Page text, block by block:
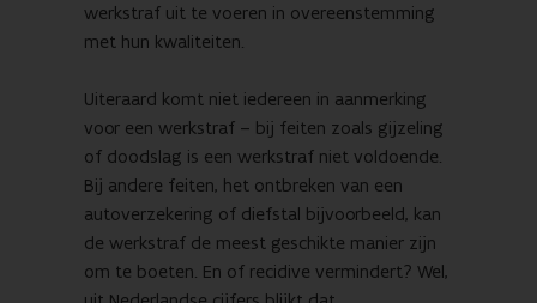
werkstraf uit te voeren in overeenstemming
met hun kwaliteiten.
Uiteraard komt niet iedereen in aanmerking
voor een werkstraf – bij feiten zoals gijzeling
of doodslag is een werkstraf niet voldoende.
Bij andere feiten, het ontbreken van een
autoverzekering of diefstal bijvoorbeeld, kan
de werkstraf de meest geschikte manier zijn
om te boeten. En of recidive vermindert? Wel,